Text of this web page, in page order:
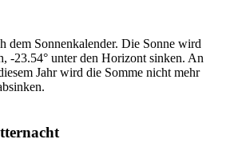
dem Sonnenkalender. Die Sonne wird
-23.54° unter den Horizont sinken. An
Jahr wird die Somme nicht mehr